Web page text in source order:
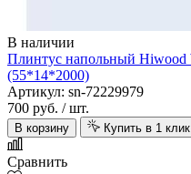
В наличии
Плинтус напольный Hiwood
(55*14*2000)
Артикул: sn-72229979
700 руб. / шт.
В корзину Купить в 1 клик
Сравнить